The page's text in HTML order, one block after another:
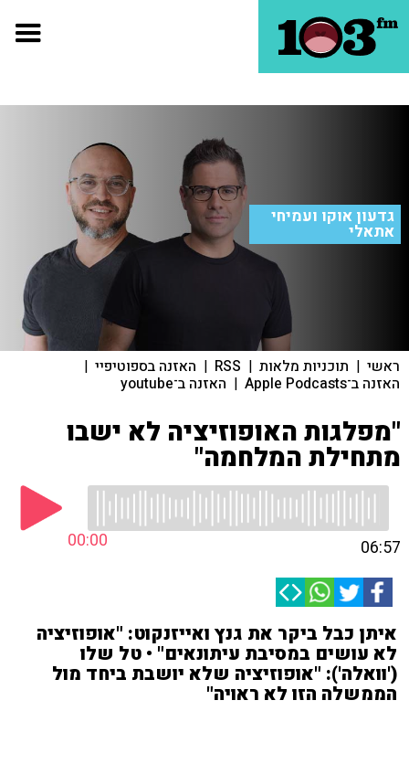
גדעון אוקו ועמיחי
אתאלי
ראשי | תוכניות מלאות |
RSS
| האזנה בספוטיפיי |
האזנה ב־Apple Podcasts | האזנה ב־youtube
"מפלגות האופוזיציה לא ישבו
מתחילת המלחמה"
00:00 06:57
איתן כבל ביקר את גנץ ואייזנקוט: "אופוזיציה
לא עושים במסיבת עיתונאים" • טל שלו
('וואלה'): "אופוזיציה שלא יושבת ביחד מול
הממשלה הזו לא ראויה"